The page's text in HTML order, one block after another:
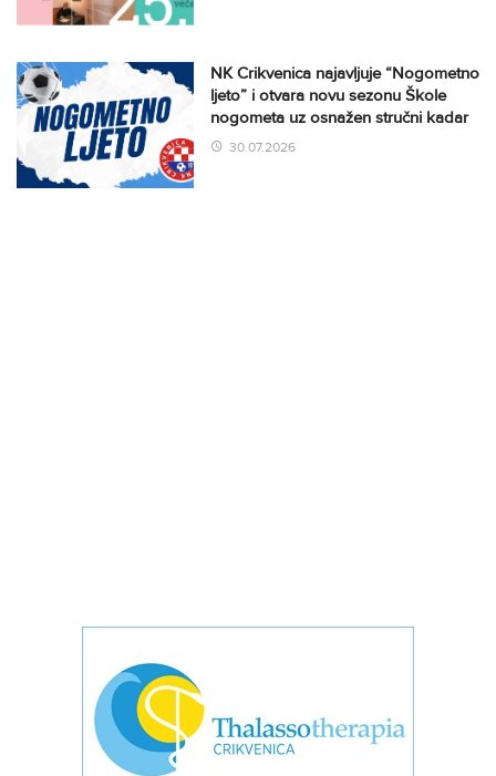
NK Crikvenica najavljuje “Nogometno
ljeto” i otvara novu sezonu Škole
nogometa uz osnažen stručni kadar
30.07.2026